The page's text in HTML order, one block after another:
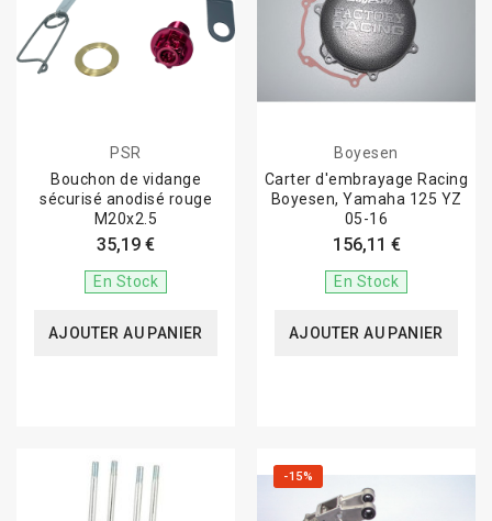
PSR
Bouchon de vidange
sécurisé anodisé rouge
M20x2.5
35,19 €
En Stock
AJOUTER AU PANIER
Boyesen
Carter d'embrayage Racing
Boyesen, Yamaha 125 YZ
05-16
156,11 €
En Stock
AJOUTER AU PANIER
-15%